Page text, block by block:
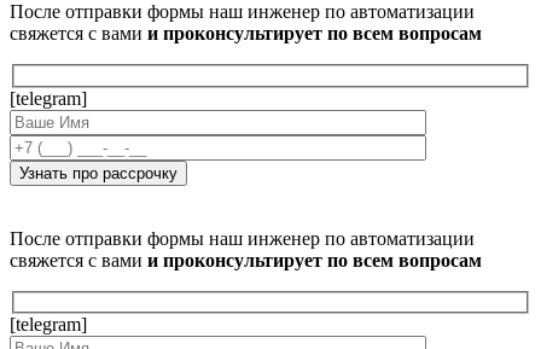
После отправки формы наш инженер по автоматизации
свяжется с вами и проконсультирует по всем вопросам
[telegram]
После отправки формы наш инженер по автоматизации
свяжется с вами и проконсультирует по всем вопросам
[telegram]